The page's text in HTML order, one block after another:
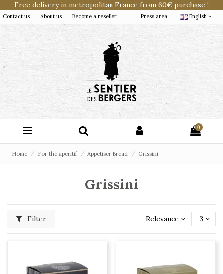
Free delivery in metropolitan France from 60€ purchase !
Contact us About us Become a reseller Press area English
0
Home For the aperitif Appetiser Bread Grissini
Grissini
Filter Relevance 3